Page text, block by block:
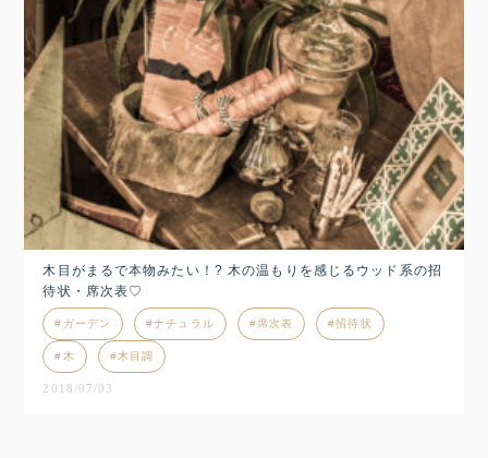
木目がまるで本物みたい！? 木の温もりを感じるウッド系の招
待状・席次表♡
ガーデン ナチュラル 席次表 招待状
木 木目調
2018/07/03